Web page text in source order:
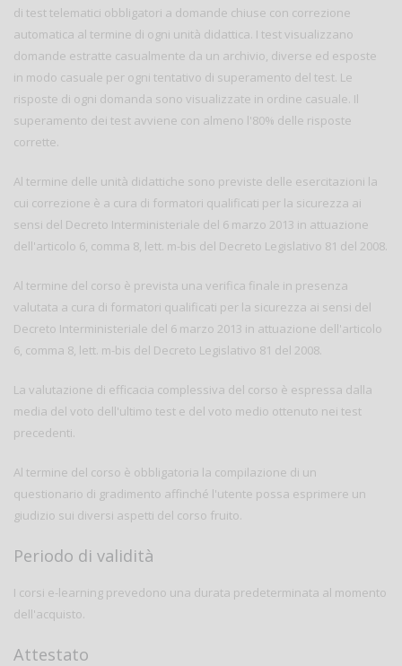
di test telematici obbligatori a domande chiuse con correzione
automatica al termine di ogni unità didattica. I test visualizzano
domande estratte casualmente da un archivio, diverse ed esposte
in modo casuale per ogni tentativo di superamento del test. Le
risposte di ogni domanda sono visualizzate in ordine casuale. Il
superamento dei test avviene con almeno l'80% delle risposte
corrette.
Al termine delle unità didattiche sono previste delle esercitazioni la
cui correzione è a cura di formatori qualificati per la sicurezza ai
sensi del Decreto Interministeriale del 6 marzo 2013 in attuazione
dell'articolo 6, comma 8, lett. m-bis del Decreto Legislativo 81 del 2008.
Al termine del corso è prevista una verifica finale in presenza
valutata a cura di formatori qualificati per la sicurezza ai sensi del
Decreto Interministeriale del 6 marzo 2013 in attuazione dell'articolo
6, comma 8, lett. m-bis del Decreto Legislativo 81 del 2008.
La valutazione di efficacia complessiva del corso è espressa dalla
media del voto dell'ultimo test e del voto medio ottenuto nei test
precedenti.
Al termine del corso è obbligatoria la compilazione di un
questionario di gradimento affinché l'utente possa esprimere un
giudizio sui diversi aspetti del corso fruito.
Periodo di validità
I corsi e-learning prevedono una durata predeterminata al momento
dell'acquisto.
Attestato